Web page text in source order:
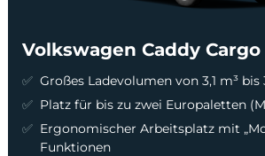
Volkswagen Caddy Cargo
Großes Ladevolumen von 3,1 m³ bis
Platz für bis zu zwei Europaletten
Ergonomischer Arbeitsplatz mit
Funktionen